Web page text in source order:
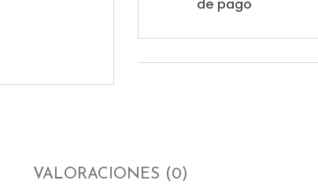
de pago
VALORACIONES (0)